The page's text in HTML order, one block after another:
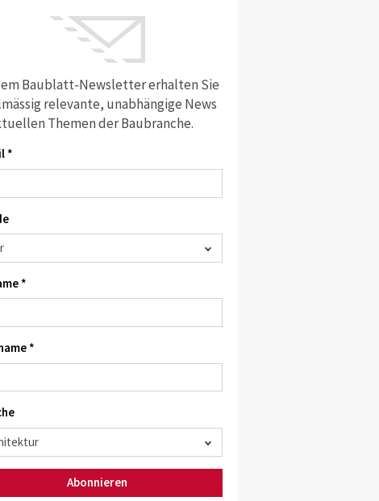
Baublatt-Newsletter erhalten Sie
relevante, unabhängige News
Themen der Baubranche.
*
*
*
Abonnieren